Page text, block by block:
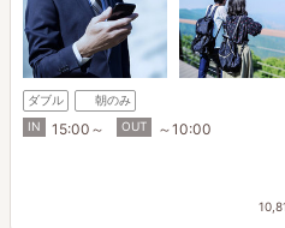
ダブル
朝のみ
IN
15:00～ OUT ～10:00